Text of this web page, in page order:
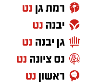
הנעימות של הקיץ
דווקא כשהשמש
הציבור להנות
שמביא איתו הלילה
לזכור לשמור על
בשבילים מסומנים,